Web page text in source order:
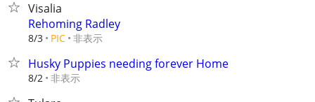
Visalia
Rehoming Radley
8/3 PIC 非表示
Husky Puppies needing forever Home
8/2 非表示